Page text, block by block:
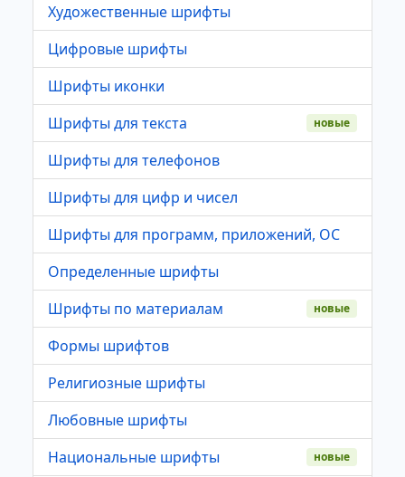
Художественные шрифты
Цифровые шрифты
Шрифты иконки
Шрифты для текста
новые
Шрифты для телефонов
Шрифты для цифр и чисел
Шрифты для программ, приложений, ОС
Определенные шрифты
Шрифты по материалам
новые
Формы шрифтов
Религиозные шрифты
Любовные шрифты
Национальные шрифты
новые